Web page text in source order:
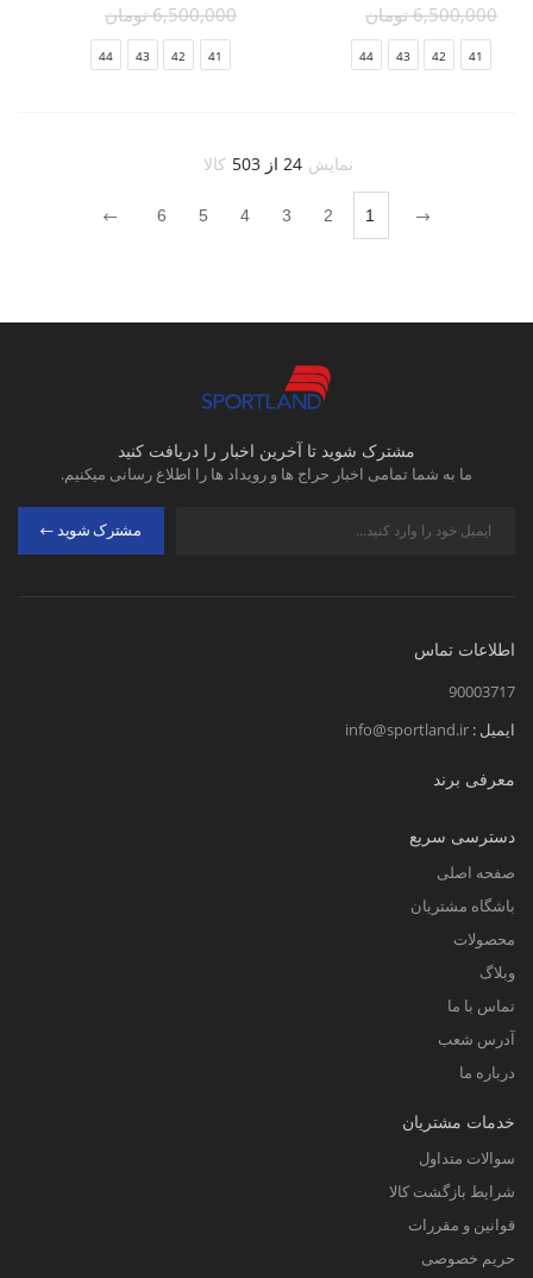
6,500,000 تومان
41
42
43
44
6,500,000 تومان
41
42
43
44
نمایش 24 از 503 کالا
1
2
3
4
5
6
مشترک شوید تا آخرین اخبار را دریافت کنید
ما به شما تمامی اخبار حراج ها و رویداد ها را اطلاع رسانی میکنیم.
مشترک شوید
اطلاعات تماس
90003717
ایمیل : info@sportland.ir
معرفی برند
دسترسی سریع
صفحه اصلی
باشگاه مشتریان
محصولات
وبلاگ
تماس با ما
آدرس شعب
درباره ما
خدمات مشتریان
سوالات متداول
شرایط بازگشت کالا
قوانین و مقررات
حریم خصوصی